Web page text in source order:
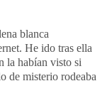
blanca
. He ido tras ella
la habían visto si
de misterio rodeaba